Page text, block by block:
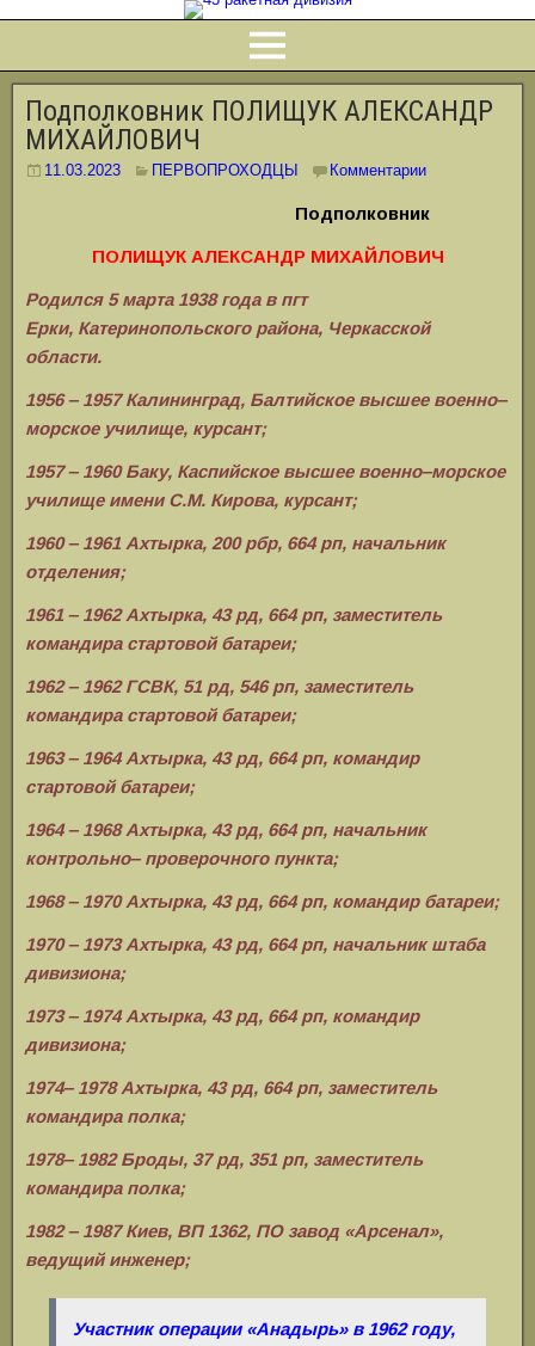
Подполковник ПОЛИЩУК АЛЕКСАНДР
МИХАЙЛОВИЧ
11.03.2023 ПЕРВОПРОХОДЦЫ Комментарии
Подполковник
ПОЛИЩУК АЛЕКСАНДР МИХАЙЛОВИЧ
Родился 5 марта 1938 года в пгт
Ерки, Катеринопольского района, Черкасской
области.
1956 ‒ 1957 Калининград, Балтийское высшее военно‒
морское училище, курсант;
1957 ‒ 1960 Баку, Каспийское высшее военно‒морское
училище имени С.М. Кирова, курсант;
1960 ‒ 1961 Ахтырка, 200 рбр, 664 рп, начальник
отделения;
1961 ‒ 1962 Ахтырка, 43 рд, 664 рп, заместитель
командира стартовой батареи;
1962 ‒ 1962 ГСВК, 51 рд, 546 рп, заместитель
командира стартовой батареи;
1963 ‒ 1964 Ахтырка, 43 рд, 664 рп, командир
стартовой батареи;
1964 ‒ 1968 Ахтырка, 43 рд, 664 рп, начальник
контрольно‒ проверочного пункта;
1968 ‒ 1970 Ахтырка, 43 рд, 664 рп, командир батареи;
1970 ‒ 1973 Ахтырка, 43 рд, 664 рп, начальник штаба
дивизиона;
1973 ‒ 1974 Ахтырка, 43 рд, 664 рп, командир
дивизиона;
1974‒ 1978 Ахтырка, 43 рд, 664 рп, заместитель
командира полка;
1978‒ 1982 Броды, 37 рд, 351 рп, заместитель
командира полка;
1982 ‒ 1987 Киев, ВП 1362, ПО завод «Арсенал»,
ведущий инженер;
Участник операции «Анадырь» в 1962 году,